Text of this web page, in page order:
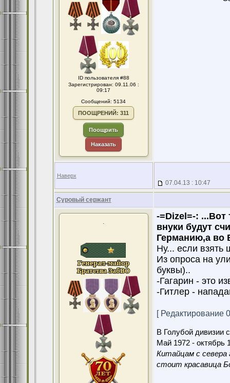
ID пользователя #88
Зарегистрирован: 09.11.06 :
09:17
Сообщений: 5134
ПООЩРЕНИЙ: 311
Поощрить
Наказать
Наверх
07.04.13 : 10:47
Суровый сержант
.
-=Dizel=-: ...Вот
внуки будут
Германию,а во
Ну... если
Из опроса на
буквы)..
-Гагарин - это
-Гитлер -
[ Редактирование
В Голубой дивизии
Май 1972 - октябрь
Китайцам с севера
стоит красавица